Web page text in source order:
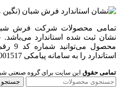
تمامی محصولات شرکت فرش
نشان ثبت شده استاندارد می‌باشد.
استاندارد را به سامانه پیامکی 10001517 ارسال نمایید.
تمامی حقوق این سایت برای گروه صنعتی
جستجو